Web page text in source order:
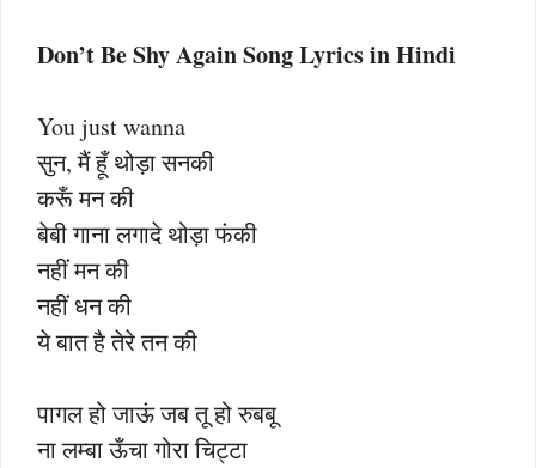
Don’t Be Shy Again Song Lyrics in Hindi
You just wanna
सुन, मैं हूँ थोड़ा सनकी
करूँ मन की
बेबी गाना लगादे थोड़ा फंकी
नहीं मन की
नहीं धन की
ये बात है तेरे तन की
पागल हो जाऊं जब तू हो रुबबू
ना लम्बा ऊँचा गोरा चिट्टा